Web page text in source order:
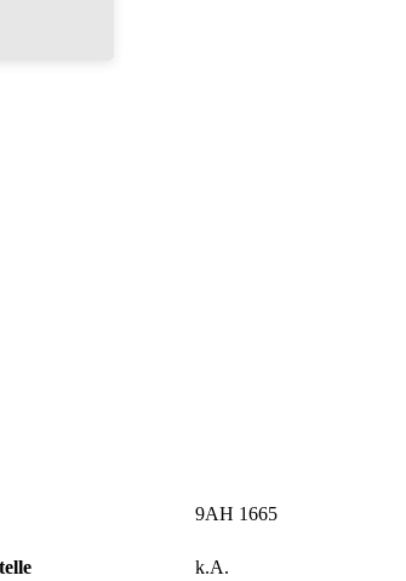
9AH 1665
k.A.